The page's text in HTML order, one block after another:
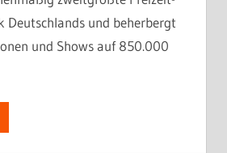
Deutschlands und beherbergt
und Shows auf 850.000